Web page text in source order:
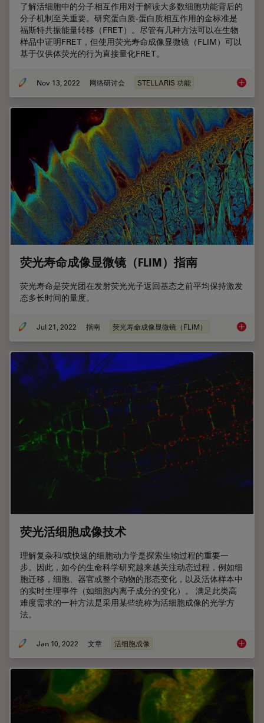
了解活细胞中的分子相互作用对于解读大多数细胞功能背后的
分子机制至关重要。研究蛋白质-蛋白质相互作用的金标准是
福斯特共振能量转移（FRET）。尽管有几种方法可以在生物
样品中证明FRET，但使用荧光寿命成像显微镜（FLIM）可以
基于仅供体荧光的行为直接量化FRET。
Nov 13, 2022 网络研讨会 STELLARIS 功能 通过非
荧光寿命成像显微镜（FLIM）指南
荧光寿命是荧光团在发射荧光光子返回基态之前平均保持激发
态多长时间的量度。
Jul 21, 2022 指南 荧光寿命成像显微镜（FLIM） 荧光寿
荧光活细胞成像技术
理解复杂和/或快速的细胞动力学是探索生物过程的重要一
步。因此，如今的生命科学研究越来越关注动态过程，例如细
胞迁移，细胞、器官或整个动物的形态变化，以及活体样本中
的实时生理事件（如细胞内离子成分的变化）。 满足此类高
难度需求的一种方法是采用某些统称为活细胞成像的光学方
法。
Jan 10, 2022 文章 活细胞成像 荧光活